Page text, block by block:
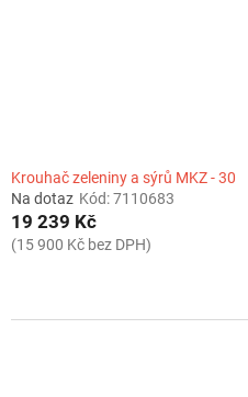
Krouhač zeleniny a sýrů MKZ - 30
Na dotaz Kód:7110683
19 239 Kč
(15 900 Kč bez DPH)